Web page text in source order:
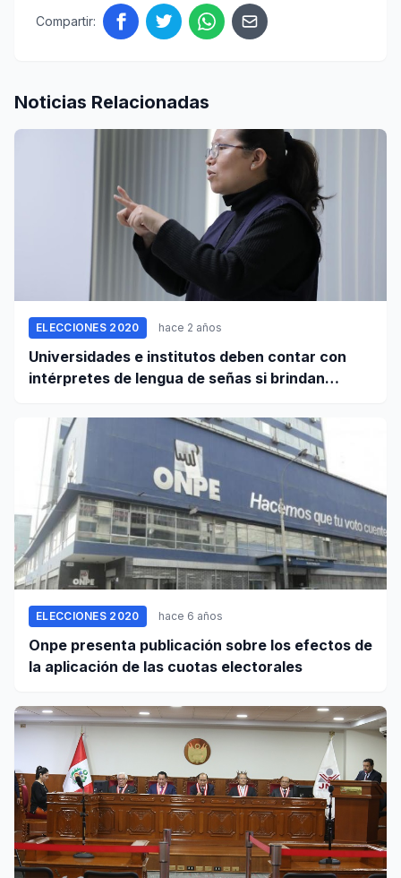
Compartir:
Noticias Relacionadas
ELECCIONES 2020 hace 2 años
Universidades e institutos deben contar con
intérpretes de lengua de señas si brindan
ELECCIONES 2020 hace 6 años
Onpe presenta publicación sobre los efectos de
la aplicación de las cuotas electorales